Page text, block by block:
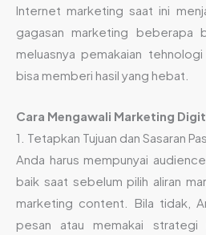
Internet marketing saat ini
gagasan marketing beberapa
meluasnya pemakaian
bisa memberi hasil yang hebat.
Cara Mengawali Marketing
1. Tetapkan Tujuan dan Sasaran
Anda harus mempunyai
baik saat sebelum pilih aliran
marketing content. Bila tidak,
pesan atau memakai strategi